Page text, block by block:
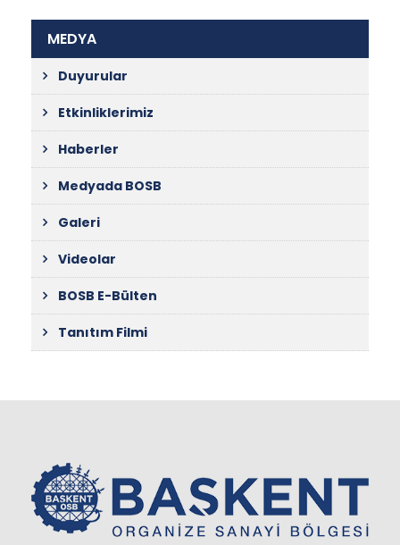
MEDYA
Duyurular
Etkinliklerimiz
Haberler
Medyada BOSB
Galeri
Videolar
BOSB E-Bülten
Tanıtım Filmi